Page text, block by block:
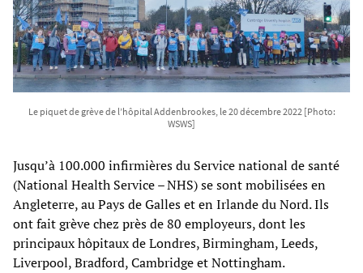
Le piquet de grève de l’hôpital Addenbrookes, le 20 décembre 2022 [Photo:
WSWS]
Jusqu’à 100.000 infirmières du Service national de santé
(National Health Service – NHS) se sont mobilisées en
Angleterre, au Pays de Galles et en Irlande du Nord. Ils
ont fait grève chez près de 80 employeurs, dont les
principaux hôpitaux de Londres, Birmingham, Leeds,
Liverpool, Bradford, Cambridge et Nottingham.